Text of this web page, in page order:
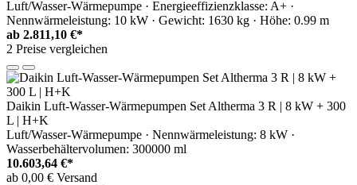
Luft/Wasser-Wärmepumpe · Energieeffizienzklasse: A+ ·
Nennwärmeleistung: 10 kW · Gewicht: 1630 kg · Höhe: 0.99 m
ab 2.811,10 €*
2 Preise vergleichen
Daikin Luft-Wasser-Wärmepumpen Set Altherma 3 R | 8 kW + 300
L | H+K
Luft/Wasser-Wärmepumpe · Nennwärmeleistung: 8 kW ·
Wasserbehältervolumen: 300000 ml
10.603,64 €*
ab 0,00 € Versand